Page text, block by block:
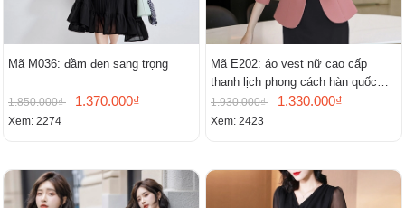
Mã M036: đầm đen sang trọng
1.850.000₫ 1.370.000₫
Xem: 2274
Mã E202: áo vest nữ cao cấp
thanh lịch phong cách hàn quốc
mới
1.930.000₫ 1.330.000₫
Xem: 2423